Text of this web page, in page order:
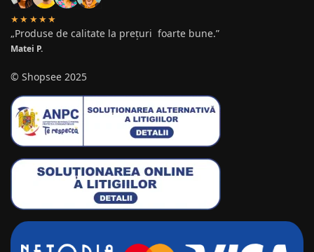
★★★★★
„Produse de calitate la prețuri foarte bune.”
Matei P.
© Shopsee 2025